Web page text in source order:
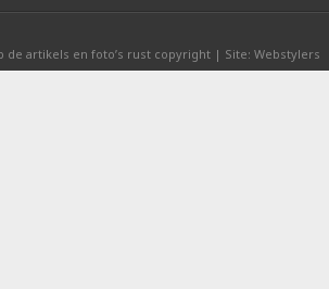
de artikels en foto’s rust copyright | Site: Webstylers